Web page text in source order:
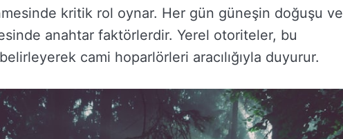
kritik rol oynar. Her gün güneşin doğuşu ve
anahtar faktörlerdir. Yerel otoriteler, bu
cami hoparlörleri aracılığıyla duyurur.